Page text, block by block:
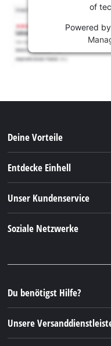
of
Powered by
Deine Vorteile
Entdecke Einhell
Nachhaltigkeit
Unser Kundenservice
FAQs
Rücksendungen / Widerruf
Verpackungsrichtlinien
Soziale Netzwerke
Instagram
TikTok
Pinterest
Du benötigst Hilfe?
Unsere